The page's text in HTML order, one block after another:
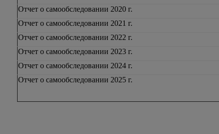
Отчет о самообследовании 2020 г.
Отчет о самообследовании 2021 г.
Отчет о самообследовании 2022 г.
Отчет о самообследовании 2023 г.
Отчет о самообследовании 2024 г.
Отчет о самообследовании 2025 г.